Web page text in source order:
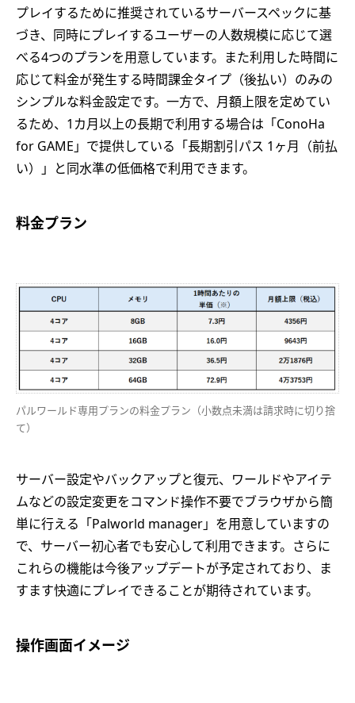
プレイするために推奨されているサーバースペックに基
づき、同時にプレイするユーザーの人数規模に応じて選
べる4つのプランを用意しています。また利用した時間に
応じて料金が発生する時間課金タイプ（後払い）のみの
シンプルな料金設定です。一方で、月額上限を定めてい
るため、1カ月以上の長期で利用する場合は「ConoHa
for GAME」で提供している「長期割引パス 1ヶ月（前払
い）」と同水準の低価格で利用できます。
料金プラン
パルワールド専用プランの料金プラン（小数点未満は請求時に切り捨
て）
サーバー設定やバックアップと復元、ワールドやアイテ
ムなどの設定変更をコマンド操作不要でブラウザから簡
単に行える「Palworld manager」を用意していますの
で、サーバー初心者でも安心して利用できます。さらに
これらの機能は今後アップデートが予定されており、ま
すます快適にプレイできることが期待されています。
操作画面イメージ